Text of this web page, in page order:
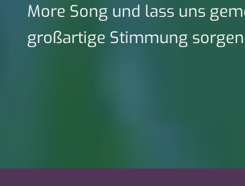
More Song und lass uns
großartige Stimmung